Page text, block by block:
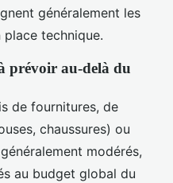
généralement les
technique.
prévoir au-delà du
de fournitures, de
chaussures) ou
modérés,
au budget global du